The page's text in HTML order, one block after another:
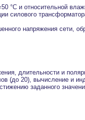
°С и относительной
силового
напряжения сети,
длительности и
(до 20), вычисление и
заданного